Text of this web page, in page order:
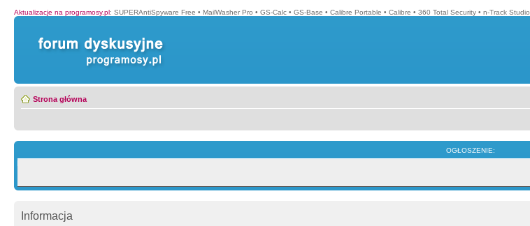
Aktualizacje na programosy.pl: SUPERAntiSpyware Free • MailWasher Pro • GS-Calc • GS-Base • Calibre Portable • Calibre • 360 Total Security • n-Track Studio
Strona główna
OGŁOSZENIE:
Informacja